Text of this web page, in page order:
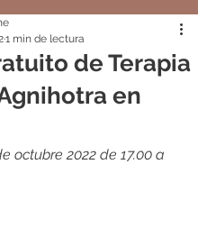
de Terapia
en
1 min de lectura
octubre 2022 de 17.00 a